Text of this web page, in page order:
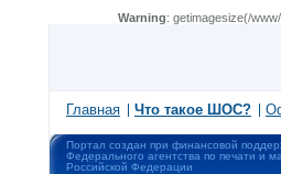
Warning: getimagesize(/
Главная Что такое ШОС?
Портал создан при финансовой
Федерального агентства по печати и
Российской Федерации